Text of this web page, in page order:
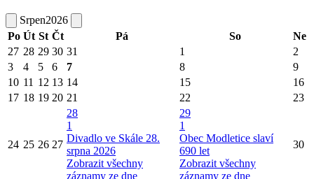
Srpen2026
Po Út St Čt Pá So
Ne
27 28 29 30 31 1
2
3
4 5 6 7 8
9
10 11 12 13 14 15
16
17 18 19 20 21 22 23
24 25 26 27
28
1
Divadlo ve Skále 28.
srpna 2026
Zobrazit všechny
záznamy ze dne
29
1
Obec Modletice slaví
690 let
Zobrazit všechny
záznamy ze dne
30